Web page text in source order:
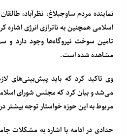
نماینده مردم ساوجبلاغ، نظرآباد،
اسلامی همچنین به ناترازی انرژی
تامین سوخت نیروگاه‌ها وجود دارد و
مشاهده شده است.
وی تاکید کرد که باید پیش‌بینی‌های
می‌شد و بیان کرد که مجلس شورای
مربوط به این حوزه خواستار توجه بیشتر
حدادی در ادامه با اشاره به مشکلات